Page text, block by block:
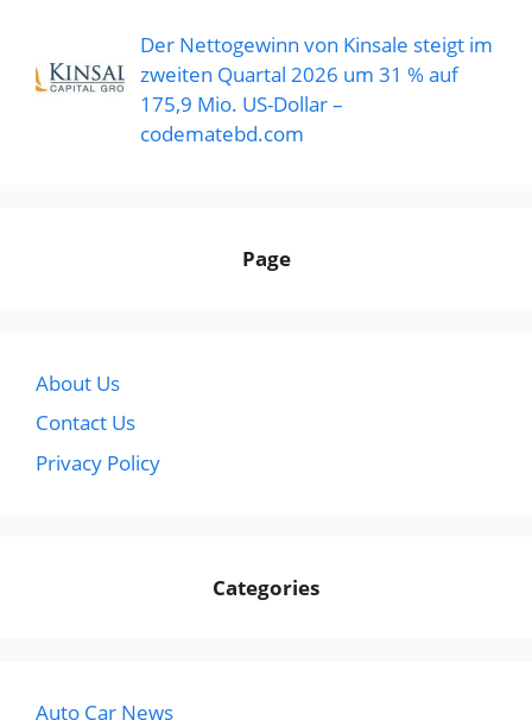
Der Nettogewinn von Kinsale steigt im
zweiten Quartal 2026 um 31 % auf
175,9 Mio. US-Dollar –
codematebd.com
Page
About Us
Contact Us
Privacy Policy
Categories
Auto Car News